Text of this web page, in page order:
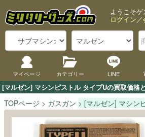
[マルゼン] マシンピストル タイプUの買取価格
ようこそゲ
ログイン／
マイページ カテゴリー LINE
TOPページ ガスガン [マルゼン] マシン